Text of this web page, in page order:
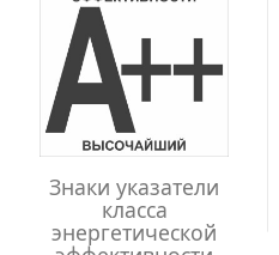
Знаки указатели
класса
энергетической